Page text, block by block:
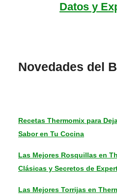
Datos y
Novedades del
Recetas Thermomix para
Sabor en Tu Cocina
Las Mejores Rosquillas en
Clásicas y Secretos de
Las Mejores Torrijas en